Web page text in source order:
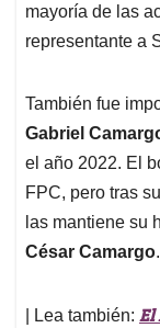
mayoría de las
representante a
También fue
Gabriel
el año 2022. El
FPC, pero tras
las mantiene su
César Camargo.
| Lea también: El